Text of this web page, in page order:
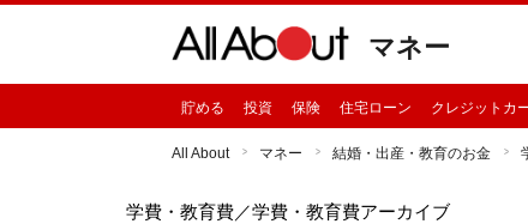
マネー
貯める 投資 保険 住宅ローン クレジットカ
All About マネー 結婚・出産・教育のお金
学費・教育費／学費・教育費アーカイブ